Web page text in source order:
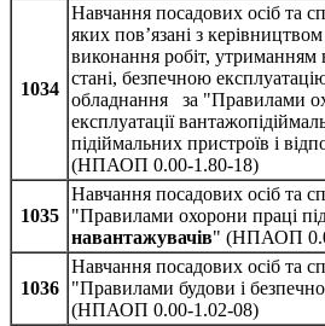
1034
Навчання посадових осіб та
яких пов’язані з
виконання робіт,
стані, безпечною
обладнання за "Правилами
експлуатації
підіймальних пристроїв і
(НПАОП 0.00-1.80-18)
1035
Навчання посадових осіб та
"Правилами охорони праці під
навантажувачів" (НПАОП
1036
Навчання посадових осіб та
"Правилами будови і
(НПАОП 0.00-1.02-08)